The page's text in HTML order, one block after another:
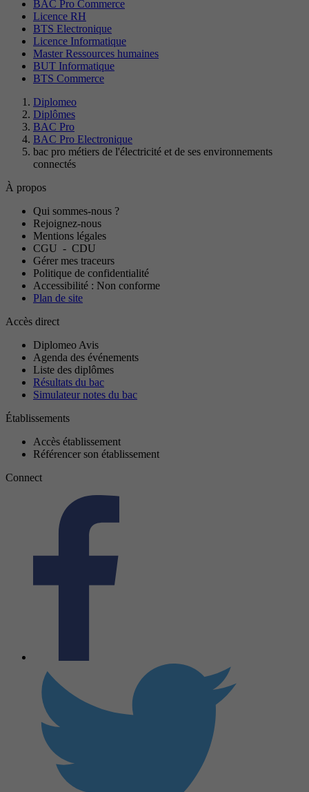
BAC Pro Commerce
Licence RH
BTS Electronique
Licence Informatique
Master Ressources humaines
BUT Informatique
BTS Commerce
Diplomeo
Diplômes
BAC Pro
BAC Pro Electronique
bac pro métiers de l'électricité et de ses environnements
connectés
À propos
Qui sommes-nous ?
Rejoignez-nous
Mentions légales
CGU - CDU
Gérer mes traceurs
Politique de confidentialité
Accessibilité : Non conforme
Plan de site
Accès direct
Diplomeo Avis
Agenda des événements
Liste des diplômes
Résultats du bac
Simulateur notes du bac
Établissements
Accès établissement
Référencer son établissement
Connect